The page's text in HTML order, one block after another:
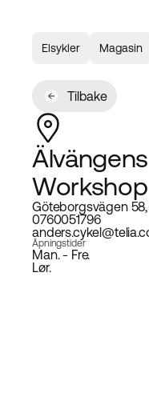
Elsykler Magasin
Tilbake
Workshop
Göteborgsvägen
0760051796
Åpningstider
Man. - Fre.
Lør.